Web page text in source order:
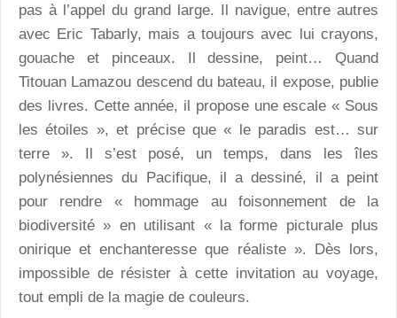
pas à l’appel du grand large. Il navigue, entre autres
avec Eric Tabarly, mais a toujours avec lui crayons,
gouache et pinceaux. Il dessine, peint… Quand
Titouan Lamazou descend du bateau, il expose, publie
des livres. Cette année, il propose une escale « Sous
les étoiles », et précise que « le paradis est… sur
terre ». Il s’est posé, un temps, dans les îles
polynésiennes du Pacifique, il a dessiné, il a peint
pour rendre « hommage au foisonnement de la
biodiversité » en utilisant « la forme picturale plus
onirique et enchanteresse que réaliste ». Dès lors,
impossible de résister à cette invitation au voyage,
tout empli de la magie de couleurs.